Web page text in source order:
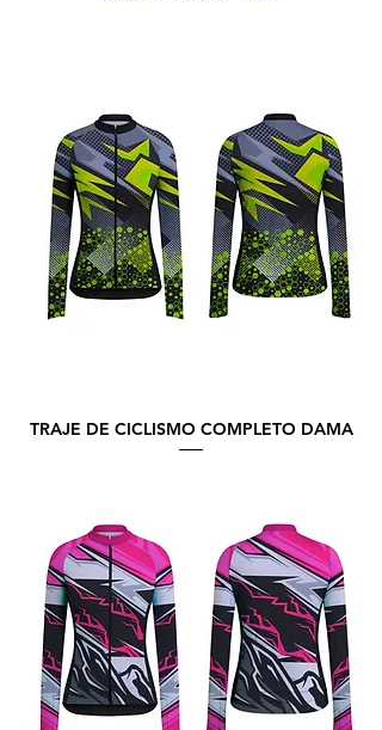
TRAJE DE CICLISMO COMPLETO DAMA